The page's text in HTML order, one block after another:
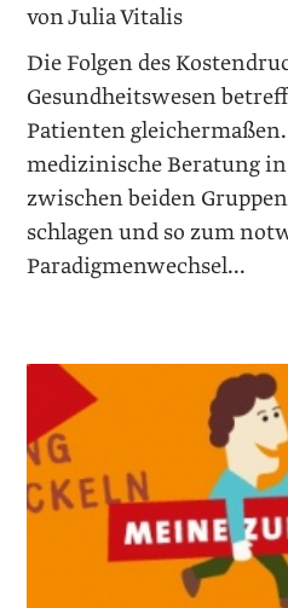
von Julia Vitalis
Die Folgen des
Gesundheitswesen
Patienten
medizinische Beratung
zwischen beiden
schlagen und so zum
Paradigmenwechsel...